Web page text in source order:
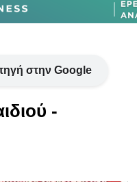
στην Google
-